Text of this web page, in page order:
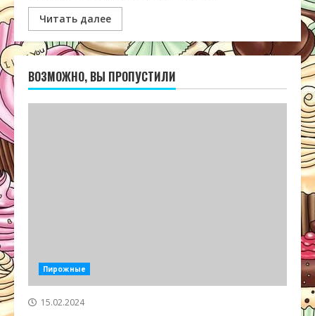
Читать далее
ВОЗМОЖНО, ВЫ ПРОПУСТИЛИ
Пирожные
15.02.2024